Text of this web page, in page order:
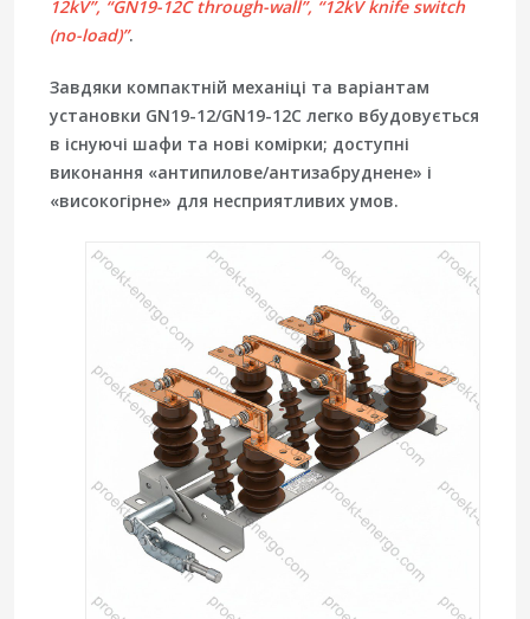
12kV”, “GN19-12C through-wall”, “12kV knife switch
(no-load)”.
Завдяки компактній механіці та варіантам
установки GN19-12/GN19-12C легко вбудовується
в існуючі шафи та нові комірки; доступні
виконання «антипилове/антизабруднене» і
«високогірне» для несприятливих умов.